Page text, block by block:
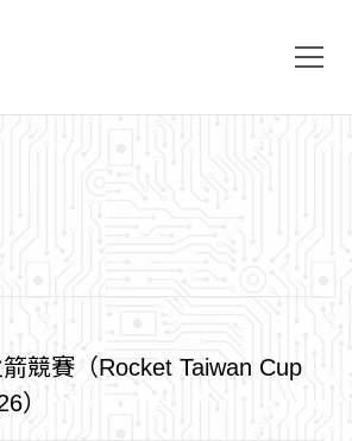
競賽（Rocket Taiwan Cup
）